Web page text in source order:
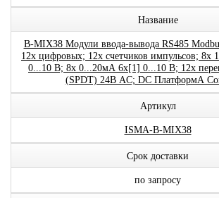
Название
B-MIX38 Модули ввода-вывода RS485
12x цифровых; 12x счетчиков импульсов;
0...10 В; 8x 0...20мА 6x[1] 0...10 В; 12x
(SPDT) 24В AC; DC ПлатформА
Артикул
ISMA-B-MIX38
Срок доставки
по запросу